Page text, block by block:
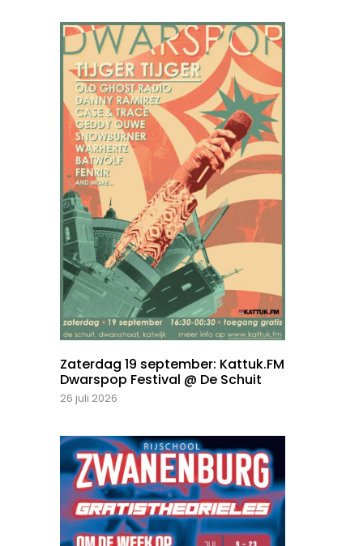
Zaterdag 19 september: Kattuk.FM
Dwarspop Festival @ De Schuit
26 juli 2026